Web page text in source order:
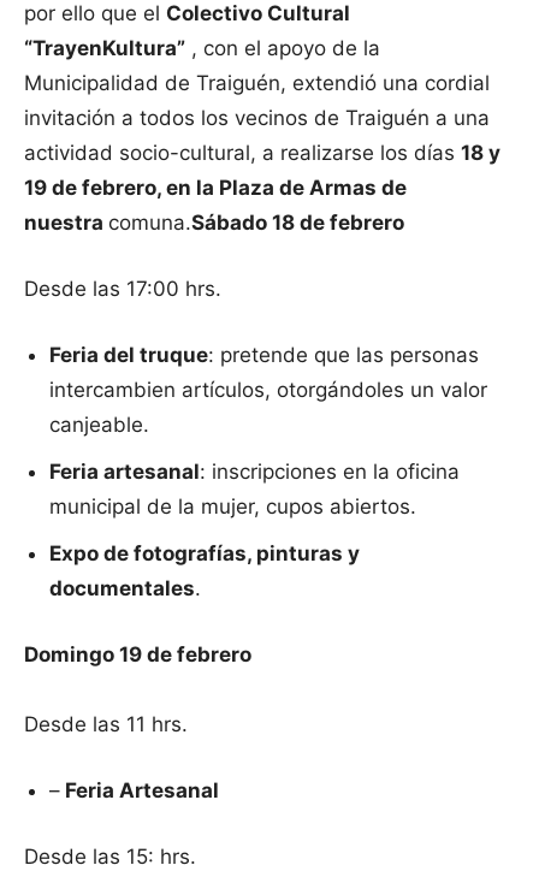
por ello que el Colectivo Cultural
“TrayenKultura” , con el apoyo de la
Municipalidad de Traiguén, extendió una cordial
invitación a todos los vecinos de Traiguén a una
actividad socio-cultural, a realizarse los días 18 y
19 de febrero, en la Plaza de Armas de
nuestra comuna.Sábado 18 de febrero
Desde las 17:00 hrs.
Feria del truque: pretende que las personas
intercambien artículos, otorgándoles un valor
canjeable.
Feria artesanal: inscripciones en la oficina
municipal de la mujer, cupos abiertos.
Expo de fotografías, pinturas y
documentales.
Domingo 19 de febrero
Desde las 11 hrs.
– Feria Artesanal
Desde las 15: hrs.